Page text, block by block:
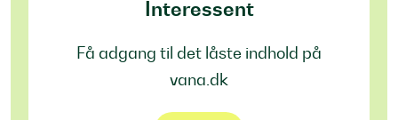
Interessent
Få adgang til det låste indhold på
vana.dk